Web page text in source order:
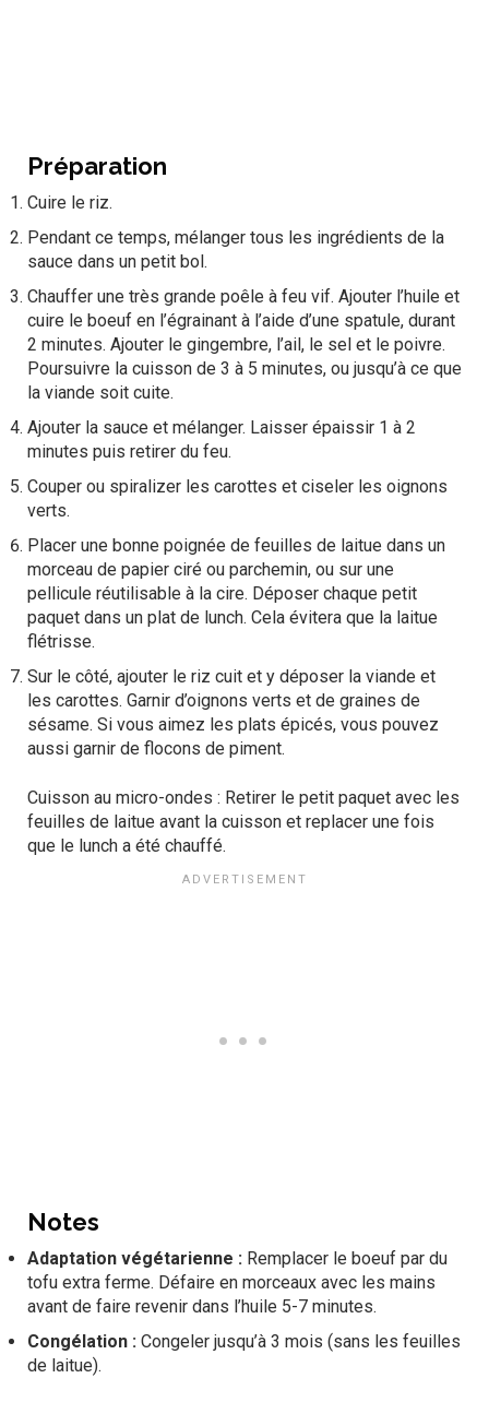
Préparation
Cuire le riz.
Pendant ce temps, mélanger tous les ingrédients de la
sauce dans un petit bol.
Chauffer une très grande poêle à feu vif. Ajouter l’huile et
cuire le boeuf en l’égrainant à l’aide d’une spatule, durant
2 minutes. Ajouter le gingembre, l’ail, le sel et le poivre.
Poursuivre la cuisson de 3 à 5 minutes, ou jusqu’à ce que
la viande soit cuite.
Ajouter la sauce et mélanger. Laisser épaissir 1 à 2
minutes puis retirer du feu.
Couper ou spiralizer les carottes et ciseler les oignons
verts.
Placer une bonne poignée de feuilles de laitue dans un
morceau de papier ciré ou parchemin, ou sur une
pellicule réutilisable à la cire. Déposer chaque petit
paquet dans un plat de lunch. Cela évitera que la laitue
flétrisse.
Sur le côté, ajouter le riz cuit et y déposer la viande et
les carottes. Garnir d’oignons verts et de graines de
sésame. Si vous aimez les plats épicés, vous pouvez
aussi garnir de flocons de piment.
Cuisson au micro-ondes : Retirer le petit paquet avec les
feuilles de laitue avant la cuisson et replacer une fois
que le lunch a été chauffé.
Notes
Adaptation végétarienne : Remplacer le boeuf par du
tofu extra ferme. Défaire en morceaux avec les mains
avant de faire revenir dans l’huile 5-7 minutes.
Congélation : Congeler jusqu’à 3 mois (sans les feuilles
de laitue).